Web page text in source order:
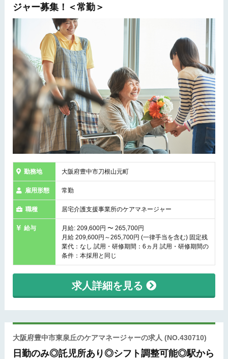
ジャー募集！＜常勤＞
勤務地 大阪府豊中市刀根山元町
雇用形態 常勤
職種 居宅介護支援事業所のケアマネージャー
給与
月給: 209,600円 〜 265,700円
月給 209,600円～265,700円 (一律手当を含む) 固定残
業代：なし 試用・研修期間：6ヵ月 試用・研修期間の
条件：本採用と同じ
求人詳細を見る
大阪府豊中市東泉丘のケアマネージャーの求人 (NO.430710)
日勤のみ◎託児所あり◎シフト調整可能◎駅から